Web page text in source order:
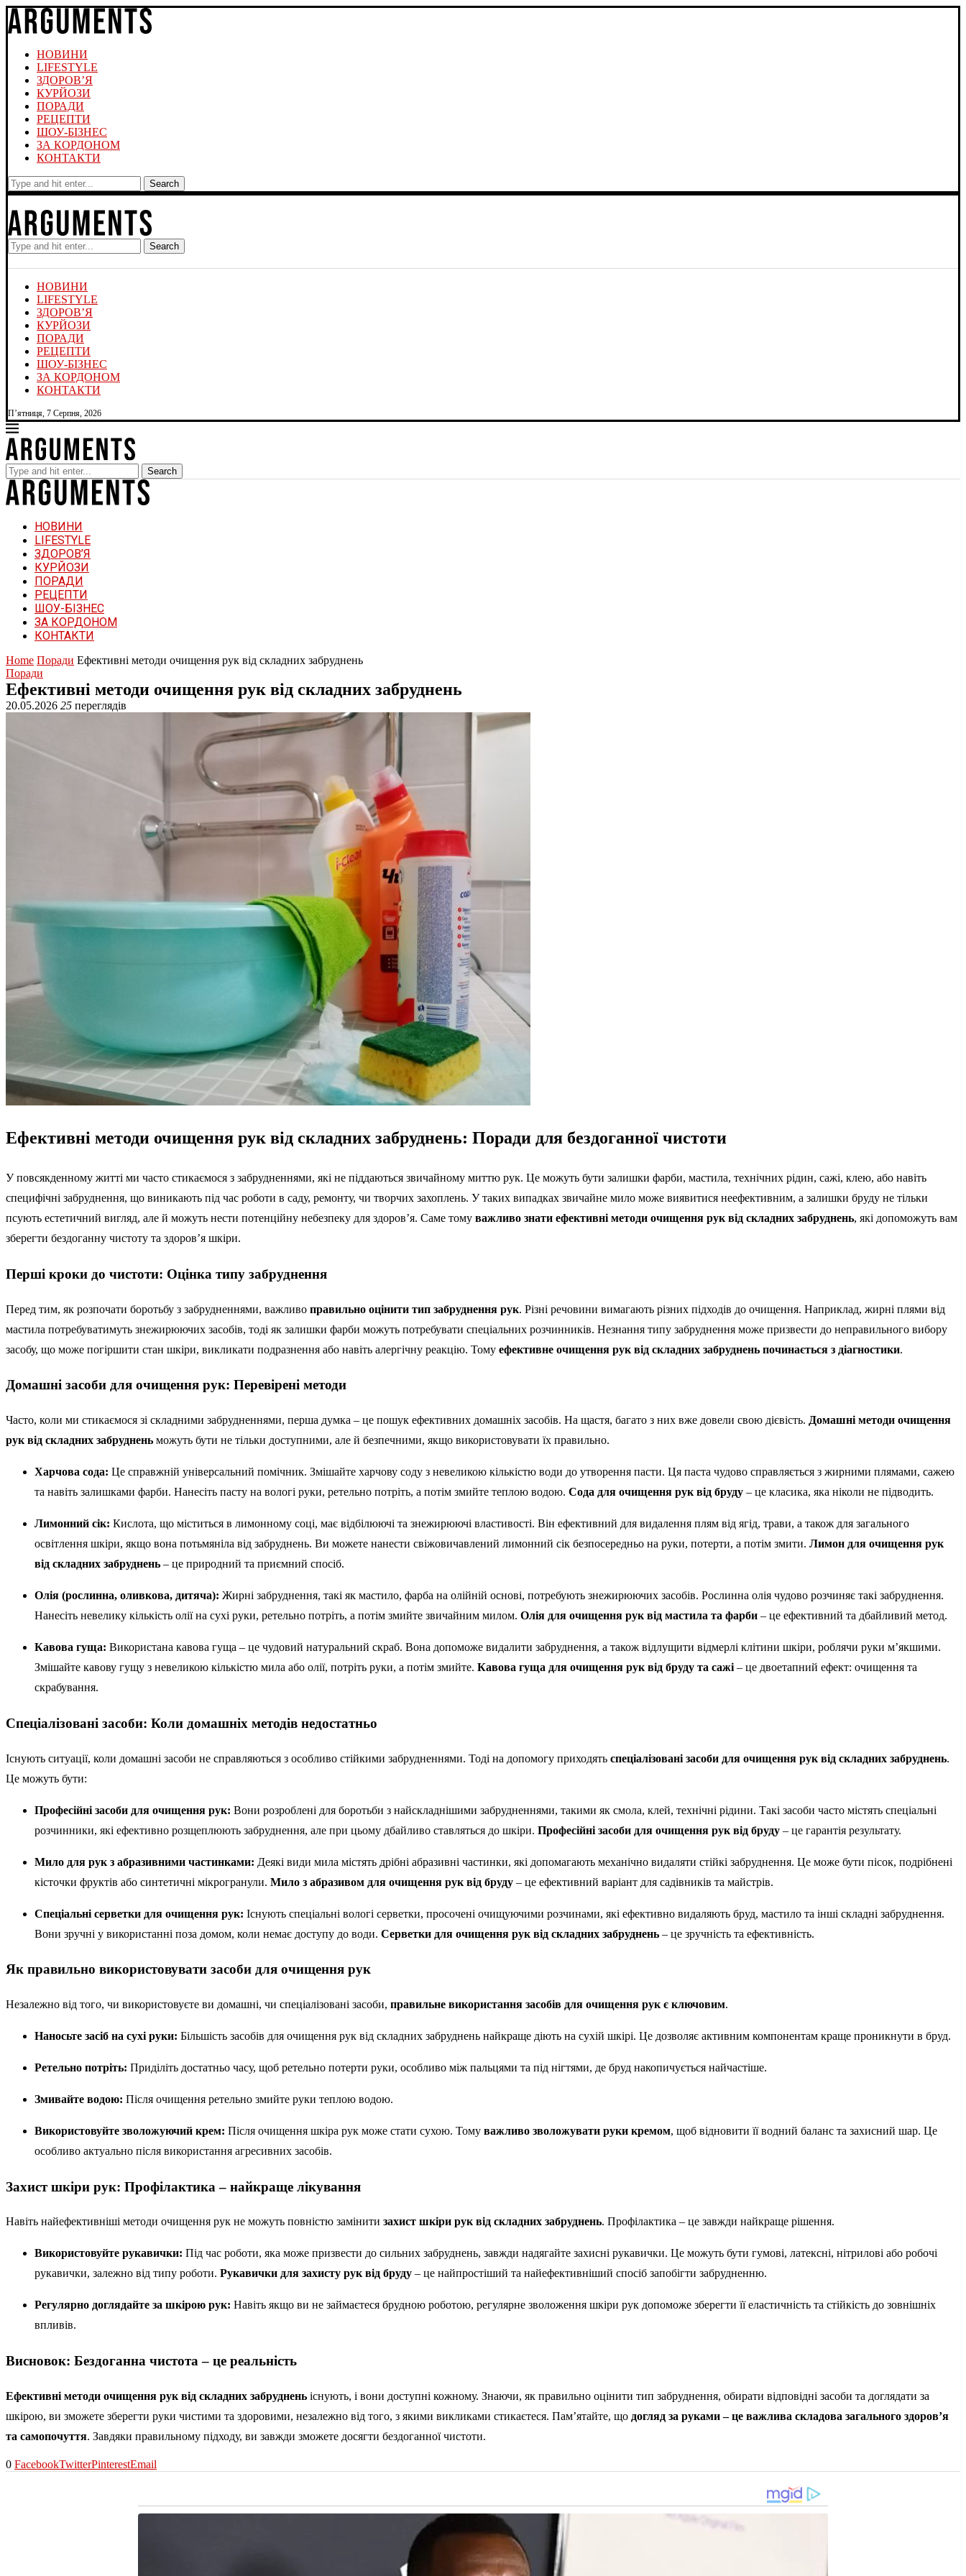
НОВИНИ
LIFESTYLE
ЗДОРОВ’Я
КУРЙОЗИ
ПОРАДИ
РЕЦЕПТИ
ШОУ-БІЗНЕС
ЗА КОРДОНОМ
КОНТАКТИ
Search
Search
НОВИНИ
LIFESTYLE
ЗДОРОВ’Я
КУРЙОЗИ
ПОРАДИ
РЕЦЕПТИ
ШОУ-БІЗНЕС
ЗА КОРДОНОМ
КОНТАКТИ
П’ятниця, 7 Серпня, 2026
Search
НОВИНИ
LIFESTYLE
ЗДОРОВ’Я
КУРЙОЗИ
ПОРАДИ
РЕЦЕПТИ
ШОУ-БІЗНЕС
ЗА КОРДОНОМ
КОНТАКТИ
Home Поради Ефективні методи очищення рук від складних забруднень
Поради
Ефективні методи очищення рук від складних забруднень
20.05.2026 25 переглядів
Ефективні методи очищення рук від складних забруднень: Поради для бездоганної чистоти
У повсякденному житті ми часто стикаємося з забрудненнями, які не піддаються звичайному миттю рук. Це можуть бути залишки фарби, мастила, технічних рідин, сажі, клею, або навіть
специфічні забруднення, що виникають під час роботи в саду, ремонту, чи творчих захоплень. У таких випадках звичайне мило може виявитися неефективним, а залишки бруду не тільки
псують естетичний вигляд, але й можуть нести потенційну небезпеку для здоров’я. Саме тому важливо знати ефективні методи очищення рук від складних забруднень, які допоможуть вам
зберегти бездоганну чистоту та здоров’я шкіри.
Перші кроки до чистоти: Оцінка типу забруднення
Перед тим, як розпочати боротьбу з забрудненнями, важливо правильно оцінити тип забруднення рук. Різні речовини вимагають різних підходів до очищення. Наприклад, жирні плями від
мастила потребуватимуть знежирюючих засобів, тоді як залишки фарби можуть потребувати спеціальних розчинників. Незнання типу забруднення може призвести до неправильного вибору
засобу, що може погіршити стан шкіри, викликати подразнення або навіть алергічну реакцію. Тому ефективне очищення рук від складних забруднень починається з діагностики.
Домашні засоби для очищення рук: Перевірені методи
Часто, коли ми стикаємося зі складними забрудненнями, перша думка – це пошук ефективних домашніх засобів. На щастя, багато з них вже довели свою дієвість. Домашні методи очищення
рук від складних забруднень можуть бути не тільки доступними, але й безпечними, якщо використовувати їх правильно.
Харчова сода: Це справжній універсальний помічник. Змішайте харчову соду з невеликою кількістю води до утворення пасти. Ця паста чудово справляється з жирними плямами, сажею
та навіть залишками фарби. Нанесіть пасту на вологі руки, ретельно потріть, а потім змийте теплою водою. Сода для очищення рук від бруду – це класика, яка ніколи не підводить.
Лимонний сік: Кислота, що міститься в лимонному соці, має відбілюючі та знежирюючі властивості. Він ефективний для видалення плям від ягід, трави, а також для загального
освітлення шкіри, якщо вона потьмяніла від забруднень. Ви можете нанести свіжовичавлений лимонний сік безпосередньо на руки, потерти, а потім змити. Лимон для очищення рук
від складних забруднень – це природний та приємний спосіб.
Олія (рослинна, оливкова, дитяча): Жирні забруднення, такі як мастило, фарба на олійній основі, потребують знежирюючих засобів. Рослинна олія чудово розчиняє такі забруднення.
Нанесіть невелику кількість олії на сухі руки, ретельно потріть, а потім змийте звичайним милом. Олія для очищення рук від мастила та фарби – це ефективний та дбайливий метод.
Кавова гуща: Використана кавова гуща – це чудовий натуральний скраб. Вона допоможе видалити забруднення, а також відлущити відмерлі клітини шкіри, роблячи руки м’якшими.
Змішайте кавову гущу з невеликою кількістю мила або олії, потріть руки, а потім змийте. Кавова гуща для очищення рук від бруду та сажі – це двоетапний ефект: очищення та
скрабування.
Спеціалізовані засоби: Коли домашніх методів недостатньо
Існують ситуації, коли домашні засоби не справляються з особливо стійкими забрудненнями. Тоді на допомогу приходять спеціалізовані засоби для очищення рук від складних забруднень.
Це можуть бути:
Професійні засоби для очищення рук: Вони розроблені для боротьби з найскладнішими забрудненнями, такими як смола, клей, технічні рідини. Такі засоби часто містять спеціальні
розчинники, які ефективно розщеплюють забруднення, але при цьому дбайливо ставляться до шкіри. Професійні засоби для очищення рук від бруду – це гарантія результату.
Мило для рук з абразивними частинками: Деякі види мила містять дрібні абразивні частинки, які допомагають механічно видаляти стійкі забруднення. Це може бути пісок, подрібнені
кісточки фруктів або синтетичні мікрогранули. Мило з абразивом для очищення рук від бруду – це ефективний варіант для садівників та майстрів.
Спеціальні серветки для очищення рук: Існують спеціальні вологі серветки, просочені очищуючими розчинами, які ефективно видаляють бруд, мастило та інші складні забруднення.
Вони зручні у використанні поза домом, коли немає доступу до води. Серветки для очищення рук від складних забруднень – це зручність та ефективність.
Як правильно використовувати засоби для очищення рук
Незалежно від того, чи використовуєте ви домашні, чи спеціалізовані засоби, правильне використання засобів для очищення рук є ключовим.
Наносьте засіб на сухі руки: Більшість засобів для очищення рук від складних забруднень найкраще діють на сухій шкірі. Це дозволяє активним компонентам краще проникнути в бруд.
Ретельно потріть: Приділіть достатньо часу, щоб ретельно потерти руки, особливо між пальцями та під нігтями, де бруд накопичується найчастіше.
Змивайте водою: Після очищення ретельно змийте руки теплою водою.
Використовуйте зволожуючий крем: Після очищення шкіра рук може стати сухою. Тому важливо зволожувати руки кремом, щоб відновити її водний баланс та захисний шар. Це
особливо актуально після використання агресивних засобів.
Захист шкіри рук: Профілактика – найкраще лікування
Навіть найефективніші методи очищення рук не можуть повністю замінити захист шкіри рук від складних забруднень. Профілактика – це завжди найкраще рішення.
Використовуйте рукавички: Під час роботи, яка може призвести до сильних забруднень, завжди надягайте захисні рукавички. Це можуть бути гумові, латексні, нітрилові або робочі
рукавички, залежно від типу роботи. Рукавички для захисту рук від бруду – це найпростіший та найефективніший спосіб запобігти забрудненню.
Регулярно доглядайте за шкірою рук: Навіть якщо ви не займаєтеся брудною роботою, регулярне зволоження шкіри рук допоможе зберегти її еластичність та стійкість до зовнішніх
впливів.
Висновок: Бездоганна чистота – це реальність
Ефективні методи очищення рук від складних забруднень існують, і вони доступні кожному. Знаючи, як правильно оцінити тип забруднення, обирати відповідні засоби та доглядати за
шкірою, ви зможете зберегти руки чистими та здоровими, незалежно від того, з якими викликами стикаєтеся. Пам’ятайте, що догляд за руками – це важлива складова загального здоров’я
та самопочуття. Завдяки правильному підходу, ви завжди зможете досягти бездоганної чистоти.
0 FacebookTwitterPinterestEmail